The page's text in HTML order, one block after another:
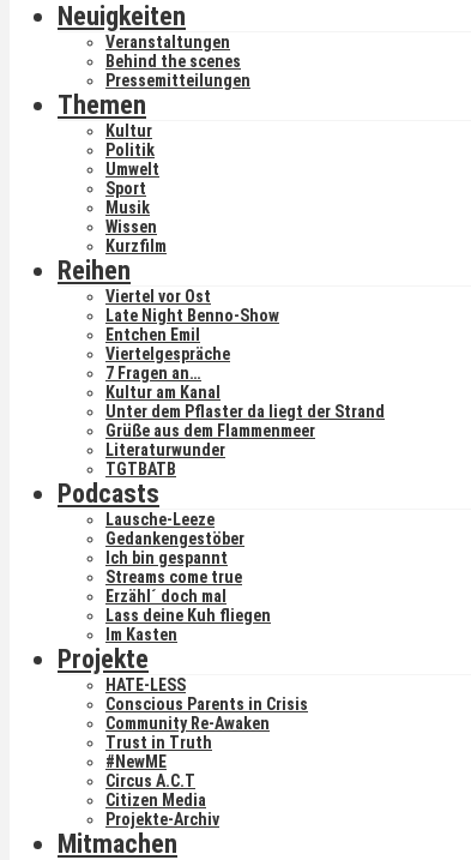
Neuigkeiten
Veranstaltungen
Behind the scenes
Pressemitteilungen
Themen
Kultur
Politik
Umwelt
Sport
Musik
Wissen
Kurzfilm
Reihen
Viertel vor Ost
Late Night Benno-Show
Entchen Emil
Viertelgespräche
7 Fragen an…
Kultur am Kanal
Unter dem Pflaster da liegt der Strand
Grüße aus dem Flammenmeer
Literaturwunder
TGTBATB
Podcasts
Lausche-Leeze
Gedankengestöber
Ich bin gespannt
Streams come true
Erzähl´ doch mal
Lass deine Kuh fliegen
Im Kasten
Projekte
HATE-LESS
Conscious Parents in Crisis
Community Re-Awaken
Trust in Truth
#NewME
Circus A.C.T
Citizen Media
Projekte-Archiv
Mitmachen